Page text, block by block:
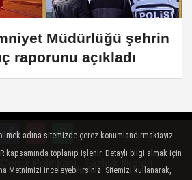
Müdürlüğü şehrin
raporunu açıkladı
Çerez Politikası Gizlilik İlkeleri
adına sitemizde çerez konumlandırmaktayız.
kapsamında toplanıp işlenir. Detaylı bilgi almak için
Metnimizi inceleyebilirsiniz. Sitemizi kullanarak,